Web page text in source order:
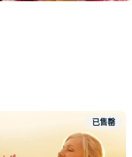
已售罄